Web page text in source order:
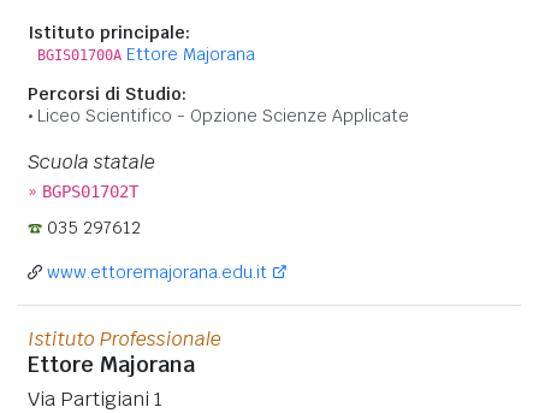
Istituto principale:
BGIS01700A Ettore Majorana
Percorsi di Studio:
Liceo Scientifico - Opzione Scienze Applicate
Scuola statale
» BGPS01702T
035 297612
www.ettoremajorana.edu.it
Istituto Professionale
Ettore Majorana
Via Partigiani 1